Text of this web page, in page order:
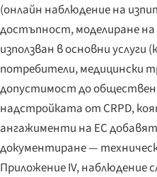
(онлайн наблюдение на
достъпност, моделиране
използван в основни услуги
потребители, медицински
допустимост до
надстройката от CRPD,
ангажименти на ЕС
документиране —
Приложение IV, наблюдение